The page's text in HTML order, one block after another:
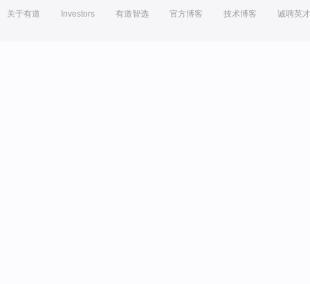
关于有道 Investors 有道智选 官方博客 技术博客 诚聘英才